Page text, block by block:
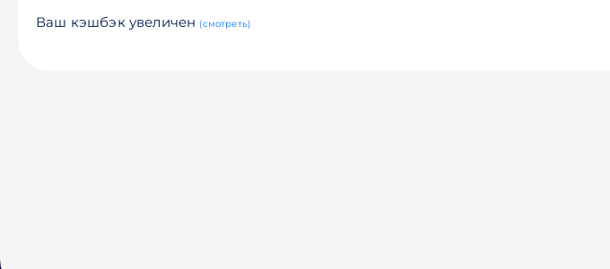
Ваш кэшбэк увеличен (смотреть)